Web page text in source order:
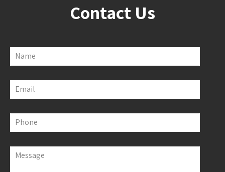
Contact Us
Name
Email
Phone
Message